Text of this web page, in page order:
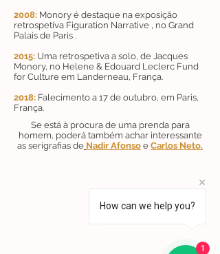
2008: Monory é destaque na exposição
retrospetiva Figuration Narrative , no Grand
Palais de Paris .
2015: Uma retrospetiva a solo, de Jacques
Monory, no Helene & Edouard Leclerc Fund
for Culture em Landerneau, França.
2018: Falecimento a 17 de outubro, em Paris,
França.
Se está à procura de uma prenda para
homem, poderá também achar interessante
as serigrafias de Nadir Afonso e Carlos Neto.
How can we help you?
1